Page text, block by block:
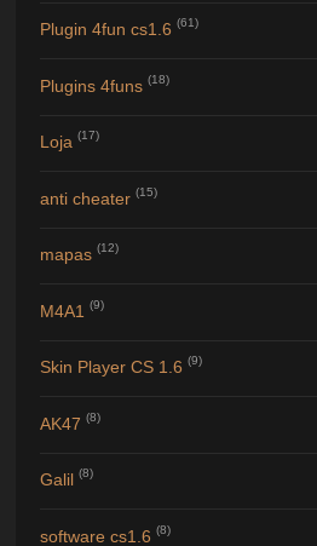
Plugin 4fun cs1.6 (61)
Plugins 4funs (18)
Loja (17)
anti cheater (15)
mapas (12)
M4A1 (9)
Skin Player CS 1.6 (9)
AK47 (8)
Galil (8)
software cs1.6 (8)